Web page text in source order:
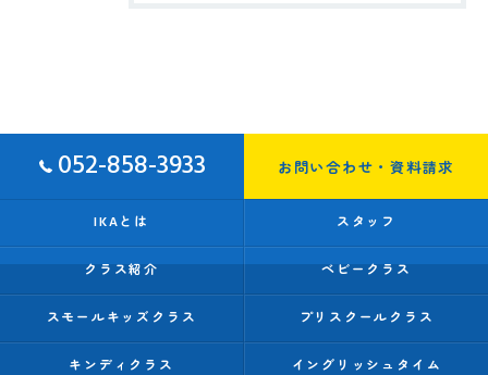
052-858-3933 お問い合わせ・資料請求
IKAとは スタッフ
クラス紹介 ベビークラス
スモールキッズクラス プリスクールクラス
キンディクラス イングリッシュタイム